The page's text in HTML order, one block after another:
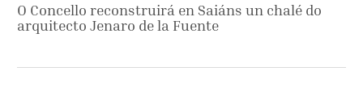
O Concello reconstruirá en Saiáns un chalé do
arquitecto Jenaro de la Fuente